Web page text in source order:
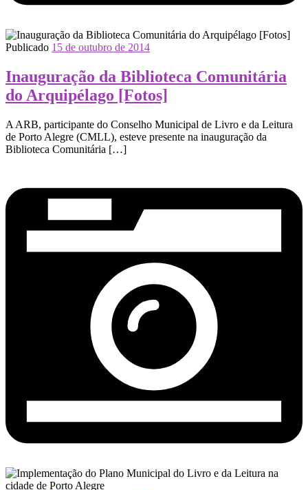
Publicado 15 de outubro de 2014
Inauguração da Biblioteca Comunitária
do Arquipélago [Fotos]
A ARB, participante do Conselho Municipal de Livro e da Leitura
de Porto Alegre (CMLL), esteve presente na inauguração da
Biblioteca Comunitária […]